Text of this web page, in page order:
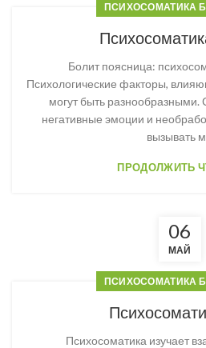
ПСИХОСОМАТИКА
Болит поясница:
Психологические факторы,
могут быть разнообразными.
негативные эмоции и
вызывать
ПРОДОЛЖИТЬ
06
МАЙ
ПСИХОСОМАТИКА
Психосоматика изучает